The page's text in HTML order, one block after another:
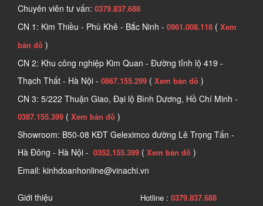
Chuyên viên tư vấn: 0379.837.688
CN 1: Kim Thiều - Phù Khê - Bắc Ninh - 0961.008.118 ( Xem
bản đồ )
CN 2: Khu công nghiệp Kim Quan - Đường tỉnh lộ 419 -
Thạch Thất - Hà Nội - 0867.155.299 ( Xem bản đồ )
CN 3: 5/222 Thuận Giao, Đại lộ Bình Dương, Hồ Chí Minh -
0387.155.399 ( Xem bản đồ )
Showroom: B50-08 KĐT Geleximco đường Lê Trọng Tấn -
Hà Đông - Hà Nội - 0352.155.399 ( Xem bản đồ )
Email: kinhdoanhonline@vinachi.vn
Giới thiệu
Hotline : 0379.837.688